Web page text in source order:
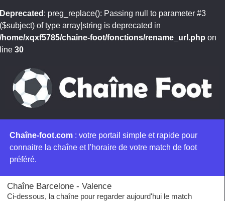
Deprecated : preg_replace(): Passing null to parameter #3
($subject) of type array|string is deprecated in
/home/xqxf5785/chaine-foot/fonctions/rename_url.php on
line 30
Chaîne-foot.com : votre portail simple et rapide pour
connaitre la chaîne et l'horaire de votre match de foot
préféré.
Chaîne Barcelone - Valence
Ci-dessous, la chaîne pour regarder aujourd'hui le match